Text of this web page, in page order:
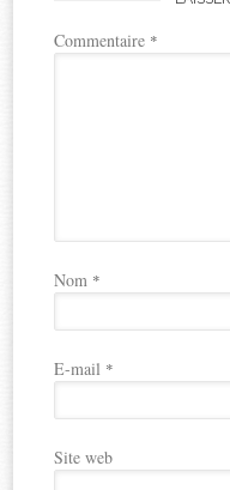
Commentaire *
Nom *
E-mail *
Site web